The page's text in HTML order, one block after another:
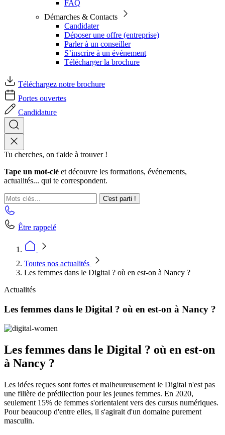
FAQ
Démarches & Contacts
Candidater
Déposer une offre (entreprise)
Parler à un conseiller
S’inscrire à un événement
Télécharger la brochure
Téléchargez notre brochure
Portes ouvertes
Candidature
Tu cherches, on t'aide à trouver !
Tape un mot-clé et découvre les formations, événements,
actualités... qui te correspondent.
C'est parti !
Être rappelé
Toutes nos actualités
Les femmes dans le Digital ? où en est-on à Nancy ?
Actualités
Les femmes dans le Digital ? où en est-on à Nancy ?
Les femmes dans le Digital ? où en est-on
à Nancy ?
Les idées reçues sont fortes et malheureusement le Digital n'est pas
une filière de prédilection pour les jeunes femmes. En 2020,
seulement 15% de femmes s'orientaient vers des cursus numériques.
Pour beaucoup d'entre elles, il s'agirait d'un domaine purement
masculin.